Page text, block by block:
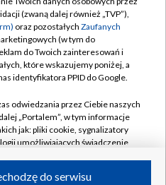
TVP
prywatności
zgody
(zwaną dalej również „TVP”),
oraz pozostałych Zaufanych
(w tym do
do Twoich zainteresowań i
które wskazujemy poniżej, a
identyfikatora PPID do Google.
odwiedzania przez Ciebie naszych
„Portalem”, w tym informacje
jak: pliki cookie, sygnalizatory
umożliwiających świadczenie
do serwisu